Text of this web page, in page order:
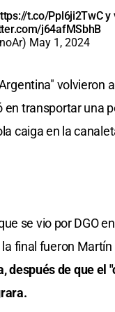
t.co/Ppl6ji2TwCy
j64afMSbhB
May 1, 2024
volvieron
transportar una
caiga en la
se vio por DGO
final fueron
después de que el